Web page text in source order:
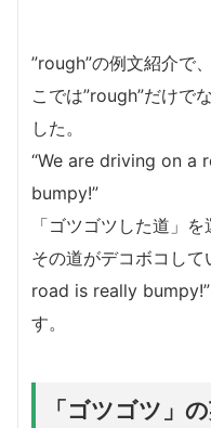
”rough”の例文紹介で
こでは”rough”だけで
した。
“We are driving on a
bumpy!”
「ゴツゴツした道」
その道がデコボコし
road is really
す。
「ゴツゴツ」